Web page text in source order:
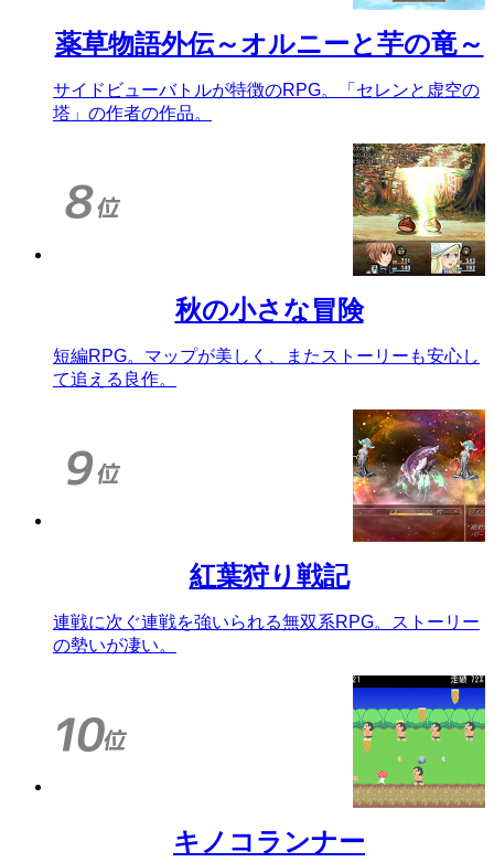
薬草物語外伝～オルニーと芋の竜～
サイドビューバトルが特徴のRPG。「セレンと虚空の
塔」の作者の作品。
秋の小さな冒険
短編RPG。マップが美しく、またストーリーも安心し
て追える良作。
紅葉狩り戦記
連戦に次ぐ連戦を強いられる無双系RPG。ストーリー
の勢いが凄い。
キノコランナー